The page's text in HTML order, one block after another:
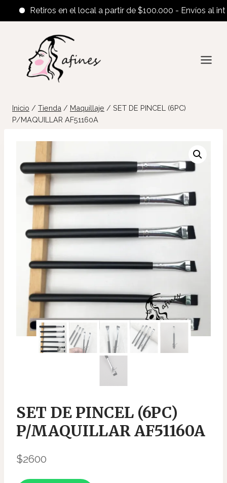
Retiros en el local a partir de $100.000 - Envíos al
contenido
Inicio / Tienda / Maquillaje / SET DE PINCEL (6PC)
P/MAQUILLAR AF51160A
SET DE PINCEL (6PC)
P/MAQUILLAR AF51160A
$2600